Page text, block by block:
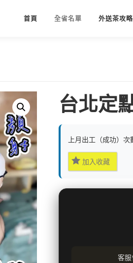
首頁 全省名單 外送茶攻略
台北定
上月出工（成功）次
加入收藏
客